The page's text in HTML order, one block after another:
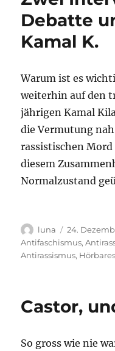
Debatte
Kamal K.
Warum ist es
weiterhin auf den
jährigen Kamal
die Vermutung
rassistischen
diesem
Normalzustand
Autor
luna
am
24.
Antifaschismus,
Antirassismus, Hörbares
Castor,
So gross wie nie